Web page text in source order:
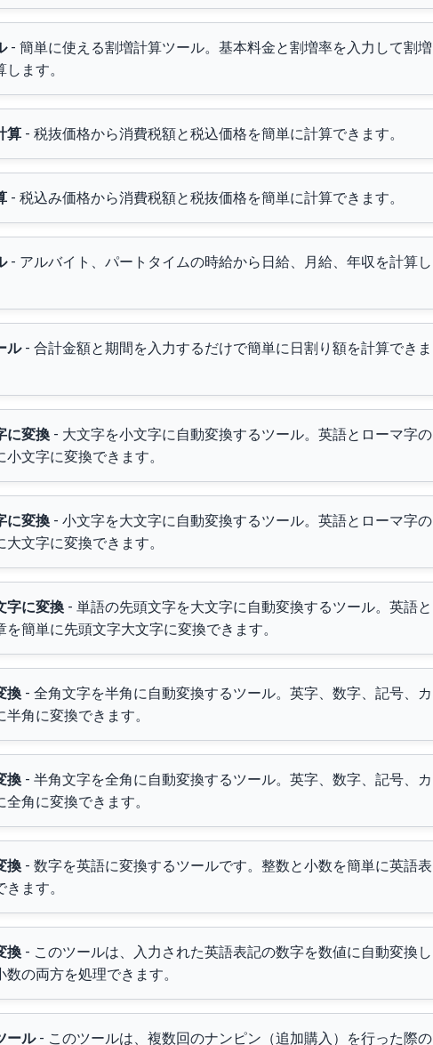
- 簡単に使える割増計算ツール。基本料金と割増率を入力して割増
ます。
算 - 税抜価格から消費税額と税込価格を簡単に計算できます。
- 税込み価格から消費税額と税抜価格を簡単に計算できます。
- アルバイト、パートタイムの時給から日給、月給、年収を計算し
ル- 合計金額と期間を入力するだけで簡単に日割り額を計算できま
に変換 - 大文字を小文字に自動変換するツール。英語とローマ字の
文字に変換できます。
に変換 - 小文字を大文字に自動変換するツール。英語とローマ字の
文字に変換できます。
字に変換 - 単語の先頭文字を大文字に自動変換するツール。英語と
を簡単に先頭文字大文字に変換できます。
換 - 全角文字を半角に自動変換するツール。英字、数字、記号、カ
角に変換できます。
換 - 半角文字を全角に自動変換するツール。英字、数字、記号、カ
角に変換できます。
換 - 数字を英語に変換するツールです。整数と小数を簡単に英語表
ます。
換 - このツールは、入力された英語表記の数字を数値に自動変換し
数の両方を処理できます。
ール- このツールは、複数回のナンピン（追加購入）を行った際の